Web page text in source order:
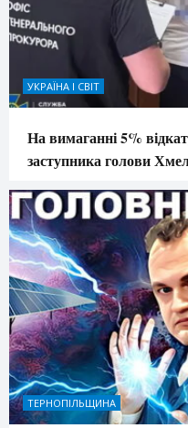
УКРАЇНА І СВІТ
На вимаганні 5%
заступника голови
ТЕРНОПІЛЬЩИНА